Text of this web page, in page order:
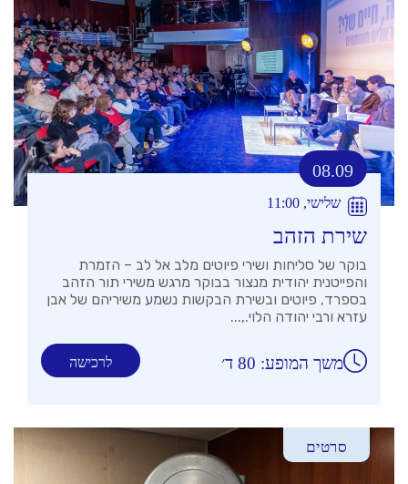
08.09
שלישי, 11:00
שירת הזהב
בוקר של סליחות ושירי פיוטים מלב אל לב – הזמרת
והפייטנית יהודית מנצור בבוקר מרגש משירי תור הזהב
בספרד, פיוטים ובשירת הבקשות נשמע משיריהם של אבן
עזרא ורבי יהודה הלוי.,...
לרכישה משך המופע: 80 ד׳
סרטים